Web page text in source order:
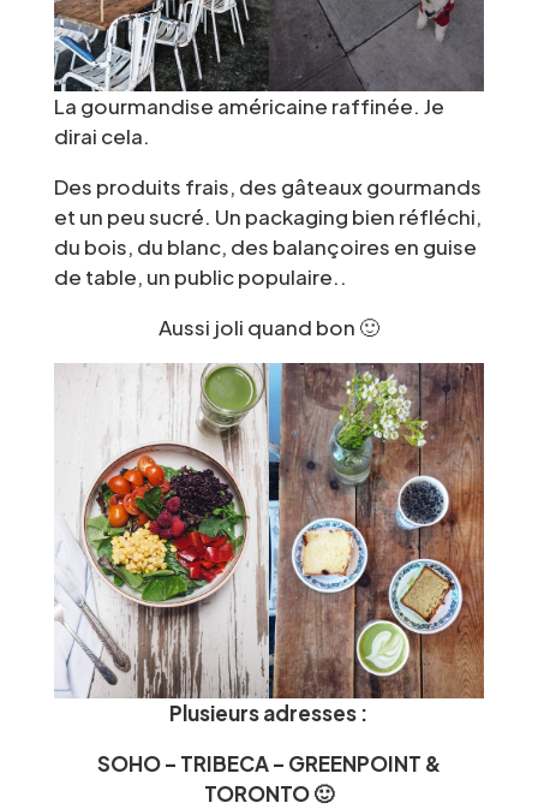
La gourmandise américaine raffinée. Je
dirai cela.
Des produits frais, des gâteaux gourmands
et un peu sucré. Un packaging bien réfléchi,
du bois, du blanc, des balançoires en guise
de table, un public populaire..
Aussi joli quand bon 🙂
Plusieurs adresses :
SOHO – TRIBECA – GREENPOINT &
TORONTO 🙂